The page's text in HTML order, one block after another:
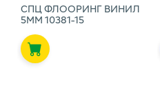
СПЦ ФЛООРИНГ ВИНИЛ
5ММ 10381-15